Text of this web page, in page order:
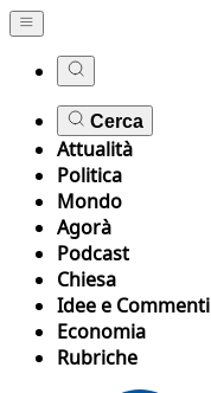
Cerca
Attualità
Politica
Mondo
Agorà
Podcast
Chiesa
Idee e Commenti
Economia
Rubriche